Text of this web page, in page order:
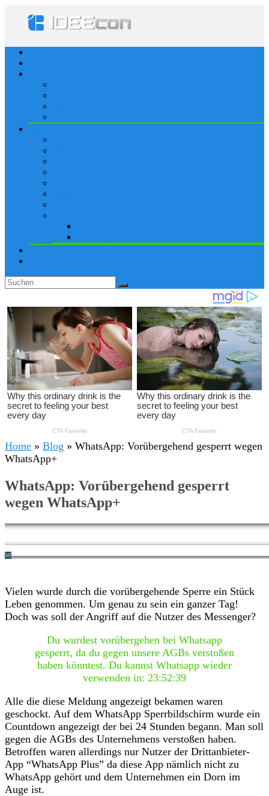
Home » Blog » WhatsApp: Vorübergehend gesperrt wegen
WhatsApp+
WhatsApp: Vorübergehend gesperrt
wegen WhatsApp+
Vielen wurde durch die vorübergehende Sperre ein Stück
Leben genommen. Um genau zu sein ein ganzer Tag!
Doch was soll der Angriff auf die Nutzer des Messenger?
Du wurdest vorübergehen bei Whatsapp
gesperrt, da du gegen unsere AGBs verstoßen
haben könntest. Du kannst Whatsapp wieder
verwenden in: 23:52:39
Alle die diese Meldung angezeigt bekamen waren
geschockt. Auf dem WhatsApp Sperrbildschirm wurde ein
Countdown angezeigt der bei 24 Stunden begann. Man soll
gegen die AGBs des Unternehmens verstoßen haben.
Betroffen waren allerdings nur Nutzer der Drittanbieter-
App “WhatsApp Plus” da diese App nämlich nicht zu
WhatsApp gehört und dem Unternehmen ein Dorn im
Auge ist.